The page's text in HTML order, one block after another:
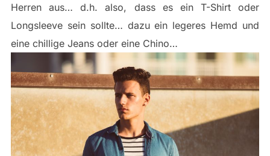
Herren aus… d.h. also, dass es ein T-Shirt oder
Longsleeve sein sollte… dazu ein legeres Hemd und
eine chillige Jeans oder eine Chino…